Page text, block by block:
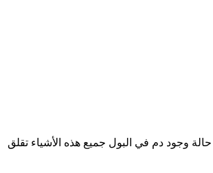
وجود دم في البول جميع هذه الأشياء تقلق